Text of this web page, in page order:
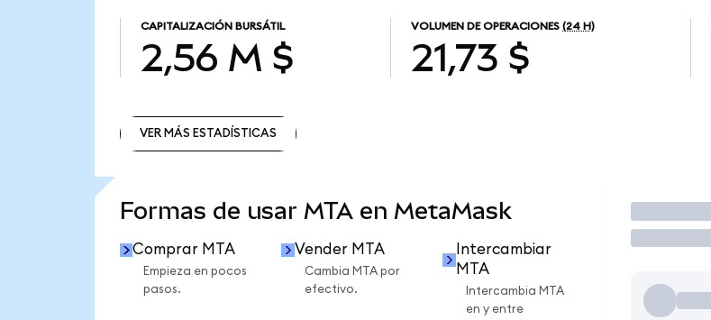
CAPITALIZACIÓN BURSÁTIL
2,56 M $
VOLUMEN DE OPERACIONES (24 H)
21,73 $
VER MÁS ESTADÍSTICAS
Formas de usar MTA en MetaMask
Comprar MTA
Empieza en pocos
pasos.
Vender MTA
Cambia MTA por
efectivo.
Intercambiar
MTA
Intercambia MTA
en y entre
Operar